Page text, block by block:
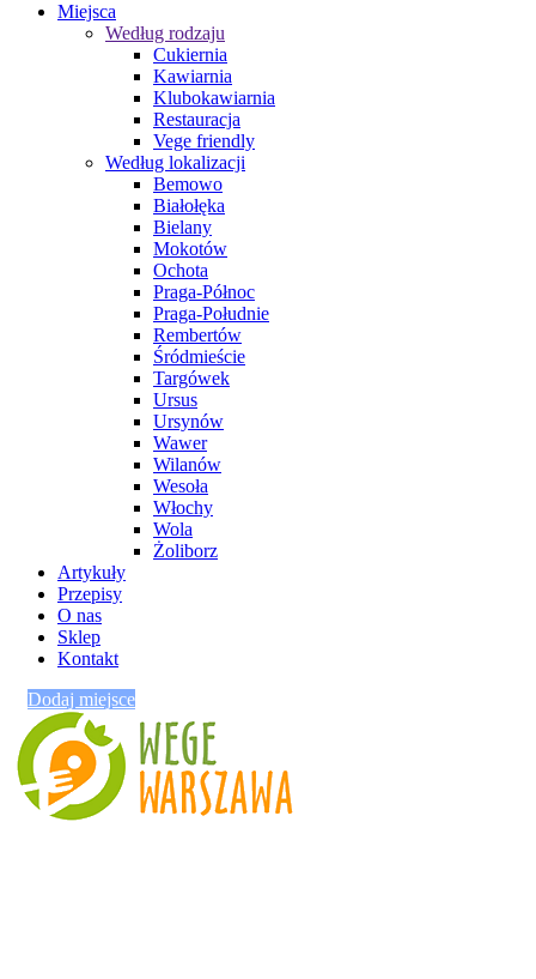
Miejsca
Według rodzaju
Cukiernia
Kawiarnia
Klubokawiarnia
Restauracja
Vege friendly
Według lokalizacji
Bemowo
Białołęka
Bielany
Mokotów
Ochota
Praga-Północ
Praga-Południe
Rembertów
Śródmieście
Targówek
Ursus
Ursynów
Wawer
Wilanów
Wesoła
Włochy
Wola
Żoliborz
Artykuły
Przepisy
O nas
Sklep
Kontakt
Dodaj miejsce